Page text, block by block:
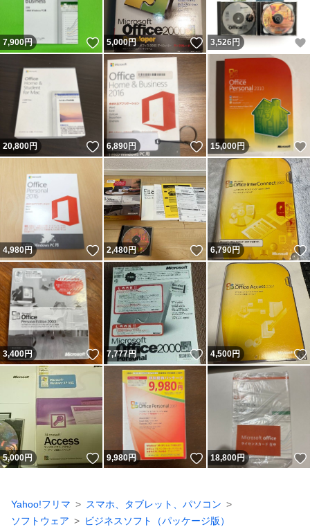
7,900円 いいね！
5,000円 いいね！
3,526円
20,800円 いいね！
6,890円 いいね！
15,000円
4,980円 いいね！
2,480円 いいね！
6,790円
3,400円 いいね！
7,777円 いいね！
4,500円
5,000円 いいね！
9,980円 いいね！
18,800円
Yahoo!フリマ
スマホ、タブレット、パソコン
ソフトウェア
ビジネスソフト（パッケージ版）